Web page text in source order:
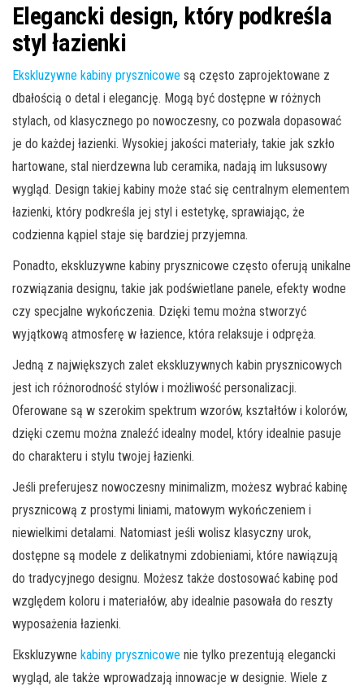
Elegancki design, który podkreśla
styl łazienki
Ekskluzywne kabiny prysznicowe są często zaprojektowane z
dbałością o detal i elegancję. Mogą być dostępne w różnych
stylach, od klasycznego po nowoczesny, co pozwala dopasować
je do każdej łazienki. Wysokiej jakości materiały, takie jak szkło
hartowane, stal nierdzewna lub ceramika, nadają im luksusowy
wygląd. Design takiej kabiny może stać się centralnym elementem
łazienki, który podkreśla jej styl i estetykę, sprawiając, że
codzienna kąpiel staje się bardziej przyjemna.
Ponadto, ekskluzywne kabiny prysznicowe często oferują unikalne
rozwiązania designu, takie jak podświetlane panele, efekty wodne
czy specjalne wykończenia. Dzięki temu można stworzyć
wyjątkową atmosferę w łazience, która relaksuje i odpręża.
Jedną z największych zalet ekskluzywnych kabin prysznicowych
jest ich różnorodność stylów i możliwość personalizacji.
Oferowane są w szerokim spektrum wzorów, kształtów i kolorów,
dzięki czemu można znaleźć idealny model, który idealnie pasuje
do charakteru i stylu twojej łazienki.
Jeśli preferujesz nowoczesny minimalizm, możesz wybrać kabinę
prysznicową z prostymi liniami, matowym wykończeniem i
niewielkimi detalami. Natomiast jeśli wolisz klasyczny urok,
dostępne są modele z delikatnymi zdobieniami, które nawiązują
do tradycyjnego designu. Możesz także dostosować kabinę pod
względem koloru i materiałów, aby idealnie pasowała do reszty
wyposażenia łazienki.
Ekskluzywne kabiny prysznicowe nie tylko prezentują elegancki
wygląd, ale także wprowadzają innowacje w designie. Wiele z